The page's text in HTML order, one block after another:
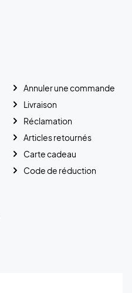
Annuler une commande
Livraison
Réclamation
Articles retournés
Carte cadeau
Code de réduction